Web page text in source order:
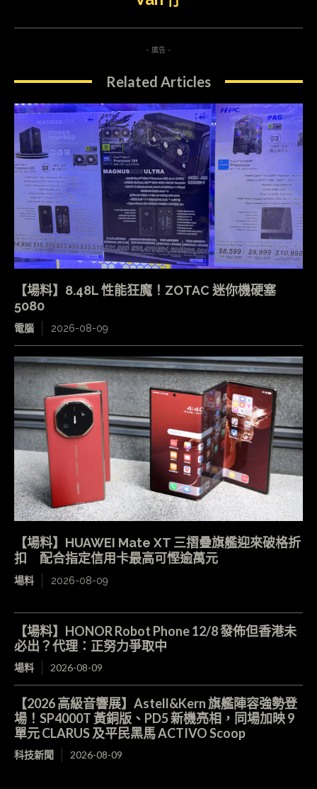
- 廣告 -
Related Articles
【場料】8.48L 性能狂魔！ZOTAC 迷你機硬塞
5080
電腦 2026-08-09
【場料】HUAWEI Mate XT 三摺疊旗艦迎來破格折
扣 配合指定信用卡最高可慳逾萬元
場料 2026-08-09
【場料】HONOR Robot Phone 12/8 發佈但香港未
必出？代理：正努力爭取中
場料 2026-08-09
【2026 高級音響展】Astell&Kern 旗艦陣容強勢登
場！SP4000T 黃銅版、PD5 新機亮相，同場加映 9
單元 CLARUS 及平民黑馬 ACTIVO Scoop
科技新聞 2026-08-09